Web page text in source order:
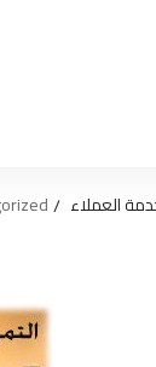
العملاء